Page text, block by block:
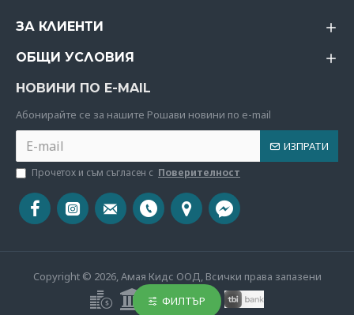
ЗА КЛИЕНТИ
ОБЩИ УСЛОВИЯ
НОВИНИ ПО E-MAIL
Абoнирайте се за нашите Рошави новини по e-mail
ИЗПРАТИ
Прочетох и съм съгласен с Поверителност
Copyright © 2026, Амая Кидс ООД, Всички права запазени
ФИЛТЪР